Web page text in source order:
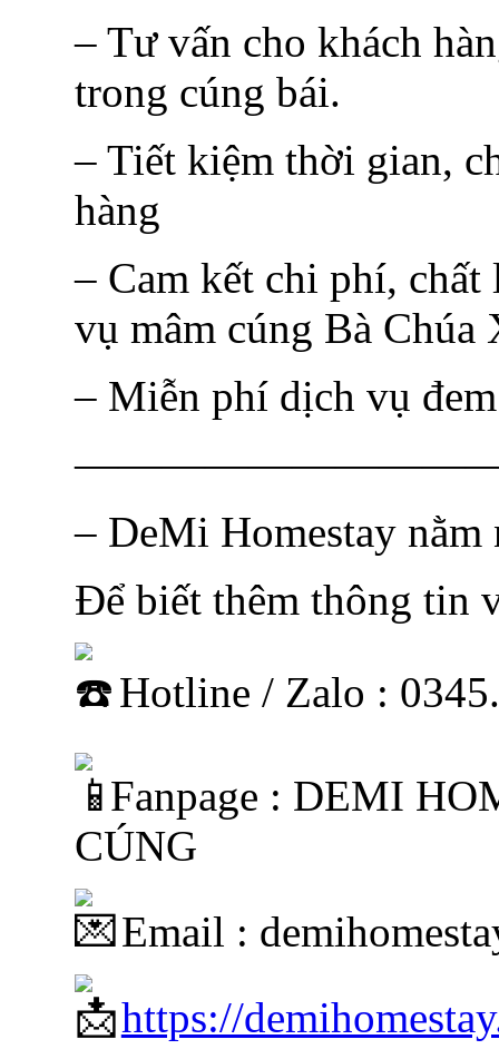
– Tư vấn cho khách
trong cúng bái.
– Tiết kiệm thời gian,
hàng
– Cam kết chi phí,
vụ mâm cúng Bà Chúa
– Miễn phí dịch vụ
– DeMi Homestay
Để biết thêm thông tin
Hotline / Zalo :
Fanpage : DEMI
CÚNG
Email :
https://